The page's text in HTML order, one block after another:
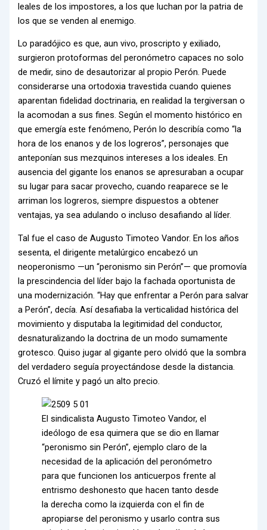
leales de los impostores, a los que luchan por la patria de
los que se venden al enemigo.
Lo paradójico es que, aun vivo, proscripto y exiliado,
surgieron protoformas del peronómetro capaces no solo
de medir, sino de desautorizar al propio Perón. Puede
considerarse una ortodoxia travestida cuando quienes
aparentan fidelidad doctrinaria, en realidad la tergiversan o
la acomodan a sus fines. Según el momento histórico en
que emergía este fenómeno, Perón lo describía como “la
hora de los enanos y de los logreros”, personajes que
anteponían sus mezquinos intereses a los ideales. En
ausencia del gigante los enanos se apresuraban a ocupar
su lugar para sacar provecho, cuando reaparece se le
arriman los logreros, siempre dispuestos a obtener
ventajas, ya sea adulando o incluso desafiando al líder.
Tal fue el caso de Augusto Timoteo Vandor. En los años
sesenta, el dirigente metalúrgico encabezó un
neoperonismo —un “peronismo sin Perón”— que promovía
la prescindencia del líder bajo la fachada oportunista de
una modernización. “Hay que enfrentar a Perón para salvar
a Perón”, decía. Así desafiaba la verticalidad histórica del
movimiento y disputaba la legitimidad del conductor,
desnaturalizando la doctrina de un modo sumamente
grotesco. Quiso jugar al gigante pero olvidó que la sombra
del verdadero seguía proyectándose desde la distancia.
Cruzó el límite y pagó un alto precio.
El sindicalista Augusto Timoteo Vandor, el
ideólogo de esa quimera que se dio en llamar
“peronismo sin Perón”, ejemplo claro de la
necesidad de la aplicación del peronómetro
para que funcionen los anticuerpos frente al
entrismo deshonesto que hacen tanto desde
la derecha como la izquierda con el fin de
apropiarse del peronismo y usarlo contra sus